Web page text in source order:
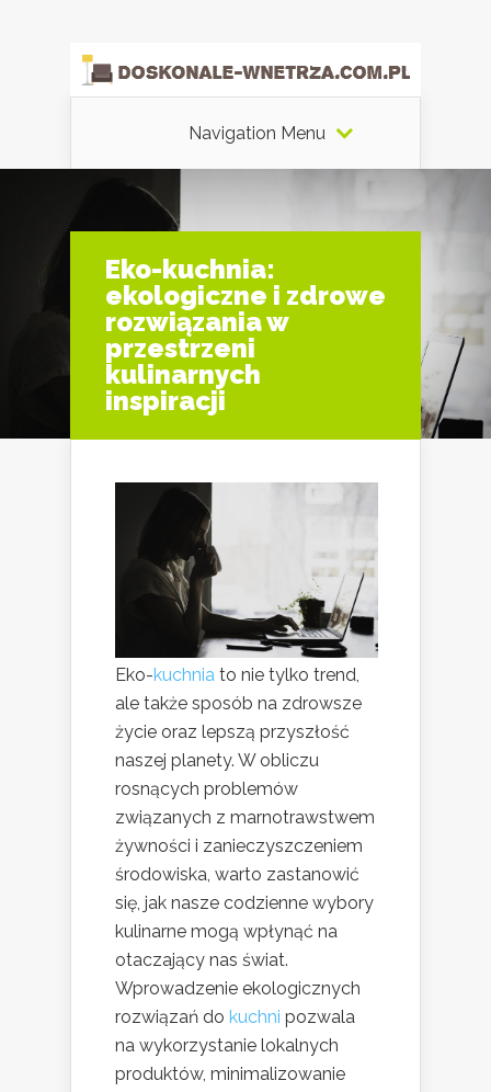
Navigation Menu
Eko-kuchnia:
ekologiczne i zdrowe
rozwiązania w
przestrzeni
kulinarnych
inspiracji
Eko-kuchnia to nie tylko trend,
ale także sposób na zdrowsze
życie oraz lepszą przyszłość
naszej planety. W obliczu
rosnących problemów
związanych z marnotrawstwem
żywności i zanieczyszczeniem
środowiska, warto zastanowić
się, jak nasze codzienne wybory
kulinarne mogą wpłynąć na
otaczający nas świat.
Wprowadzenie ekologicznych
rozwiązań do kuchni pozwala
na wykorzystanie lokalnych
produktów, minimalizowanie